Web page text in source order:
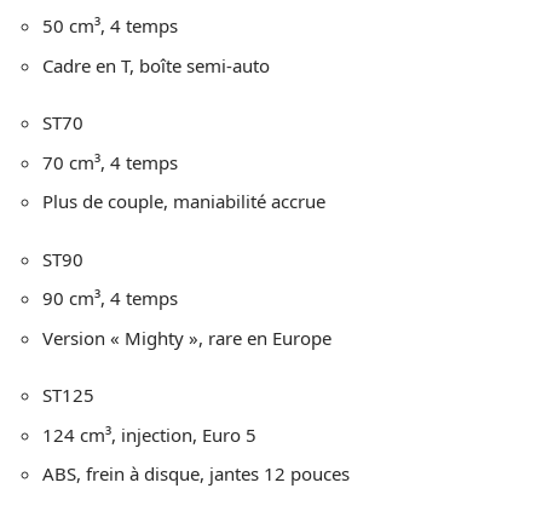
50 cm³, 4 temps
Cadre en T, boîte semi-auto
ST70
70 cm³, 4 temps
Plus de couple, maniabilité accrue
ST90
90 cm³, 4 temps
Version « Mighty », rare en Europe
ST125
124 cm³, injection, Euro 5
ABS, frein à disque, jantes 12 pouces